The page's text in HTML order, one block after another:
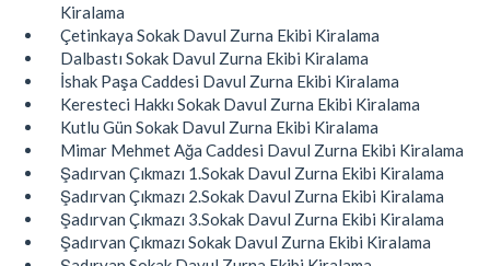
Kiralama
Çetinkaya Sokak Davul Zurna Ekibi Kiralama
Dalbastı Sokak Davul Zurna Ekibi Kiralama
İshak Paşa Caddesi Davul Zurna Ekibi Kiralama
Keresteci Hakkı Sokak Davul Zurna Ekibi Kiralama
Kutlu Gün Sokak Davul Zurna Ekibi Kiralama
Mimar Mehmet Ağa Caddesi Davul Zurna Ekibi Kiralama
Şadırvan Çıkmazı 1.Sokak Davul Zurna Ekibi Kiralama
Şadırvan Çıkmazı 2.Sokak Davul Zurna Ekibi Kiralama
Şadırvan Çıkmazı 3.Sokak Davul Zurna Ekibi Kiralama
Şadırvan Çıkmazı Sokak Davul Zurna Ekibi Kiralama